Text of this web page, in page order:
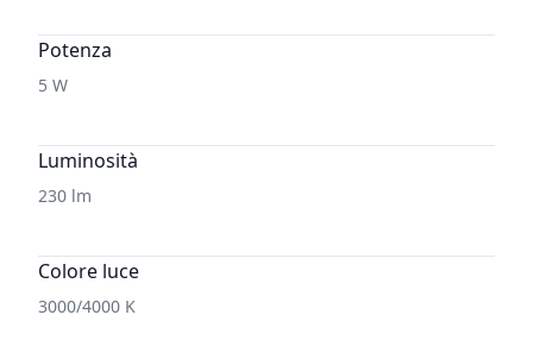
Potenza
5 W
Luminosità
230 lm
Colore luce
3000/4000 K